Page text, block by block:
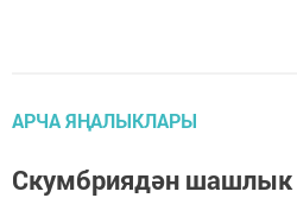
АРЧА ЯҢАЛЫКЛАРЫ
Скумбриядән